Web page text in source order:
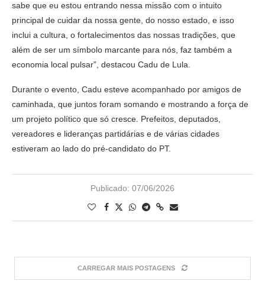
sabe que eu estou entrando nessa missão com o intuito
principal de cuidar da nossa gente, do nosso estado, e isso
inclui a cultura, o fortalecimentos das nossas tradições, que
além de ser um símbolo marcante para nós, faz também a
economia local pulsar”, destacou Cadu de Lula.
Durante o evento, Cadu esteve acompanhado por amigos de
caminhada, que juntos foram somando e mostrando a força de
um projeto político que só cresce. Prefeitos, deputados,
vereadores e lideranças partidárias e de várias cidades
estiveram ao lado do pré-candidato do PT.
Publicado: 07/06/2026
CARREGAR MAIS POSTAGENS